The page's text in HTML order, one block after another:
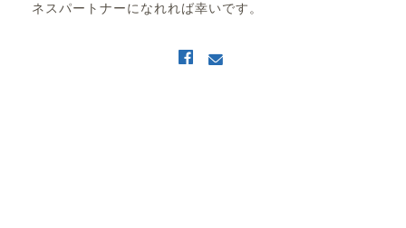
ネスパートナーになれれば幸いです。